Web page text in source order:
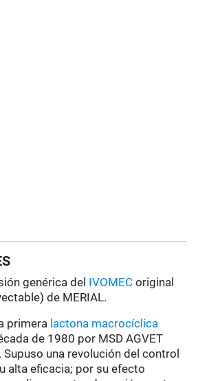
genérica del IVOMEC original
de MERIAL.
primera lactona macrocíclica
de 1980 por MSD AGVET
Supuso una revolución del control
alta eficacia; por su efecto